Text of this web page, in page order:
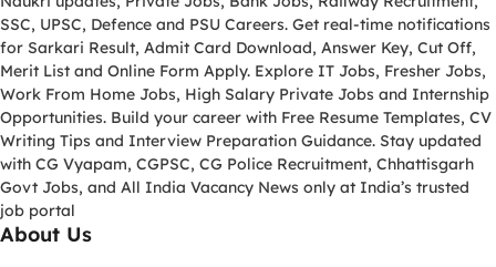
SSC, UPSC, Defence and PSU Careers. Get real-time notifications
for Sarkari Result, Admit Card Download, Answer Key, Cut Off,
Merit List and Online Form Apply. Explore IT Jobs, Fresher Jobs,
Work From Home Jobs, High Salary Private Jobs and Internship
Opportunities. Build your career with Free Resume Templates, CV
Writing Tips and Interview Preparation Guidance. Stay updated
with CG Vyapam, CGPSC, CG Police Recruitment, Chhattisgarh
Govt Jobs, and All India Vacancy News only at India’s trusted
job portal
About Us